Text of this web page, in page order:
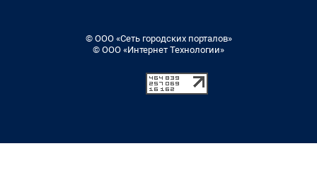
© ООО «Сеть городских порталов»
© ООО «Интернет Технологии»